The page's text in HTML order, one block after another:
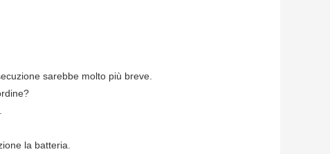
sarebbe molto più breve.
la batteria.